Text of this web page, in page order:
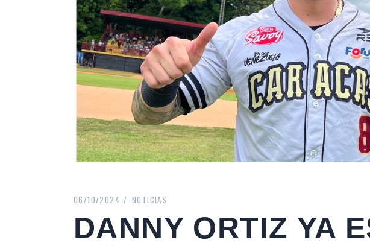
06/10/2024 NOTICIAS
DANNY ORTIZ YA